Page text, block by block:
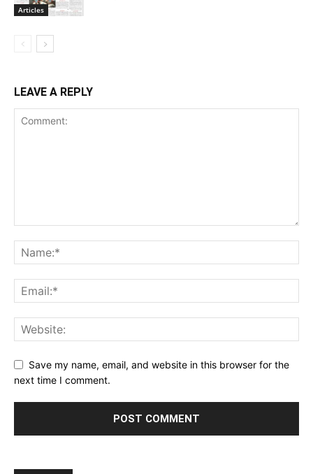
Articles
LEAVE A REPLY
Save my name, email, and website in this browser for the
next time I comment.